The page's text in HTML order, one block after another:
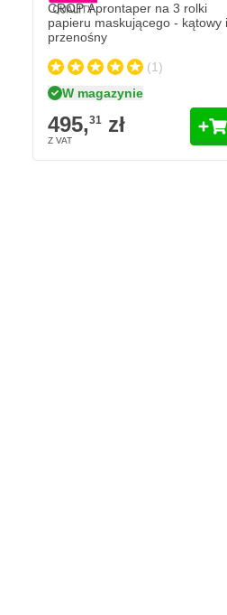
40cm
90cm
120cm
Dozownik do papieru
Chcesz łatwo rozwijać i
Dozownik ten jest urządzeniem
szerokości.
CROP Aprontaper na 3 rolki
papieru maskującego - kątowy i
przenośny
(1)
W magazynie
495,31 zł